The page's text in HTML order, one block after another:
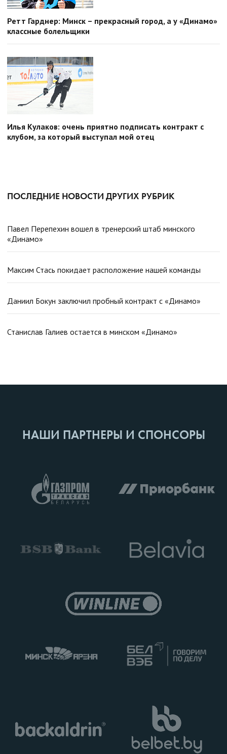
Ретт Гарднер: Минск – прекрасный город, а у «Динамо»
классные болельщики
Илья Кулаков: очень приятно подписать контракт с
клубом, за который выступал мой отец
ПОСЛЕДНИЕ НОВОСТИ ДРУГИХ РУБРИК
Павел Перепехин вошел в тренерский штаб минского
«Динамо»
Максим Стась покидает расположение нашей команды
Даниил Бокун заключил пробный контракт с «Динамо»
Станислав Галиев остается в минском «Динамо»
НАШИ ПАРТНЕРЫ И СПОНСОРЫ